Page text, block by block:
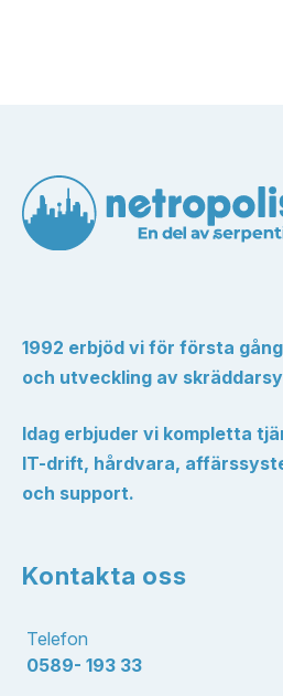
1992 erbjöd vi för första
och utveckling av
Idag erbjuder vi kompletta
IT-drift, hårdvara,
och support.
Kontakta oss
Telefon
0589- 193 33